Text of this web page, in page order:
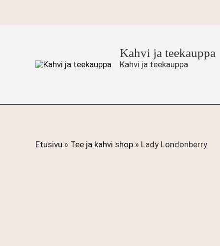
Kahvi ja teekauppa
Kahvi ja teekauppa
Etusivu » Tee ja kahvi shop » Lady Londonberry